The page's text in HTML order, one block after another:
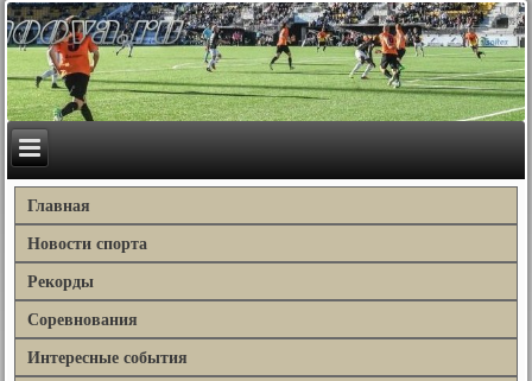
Главная
Новости спорта
Рекорды
Соревнования
Интересные события